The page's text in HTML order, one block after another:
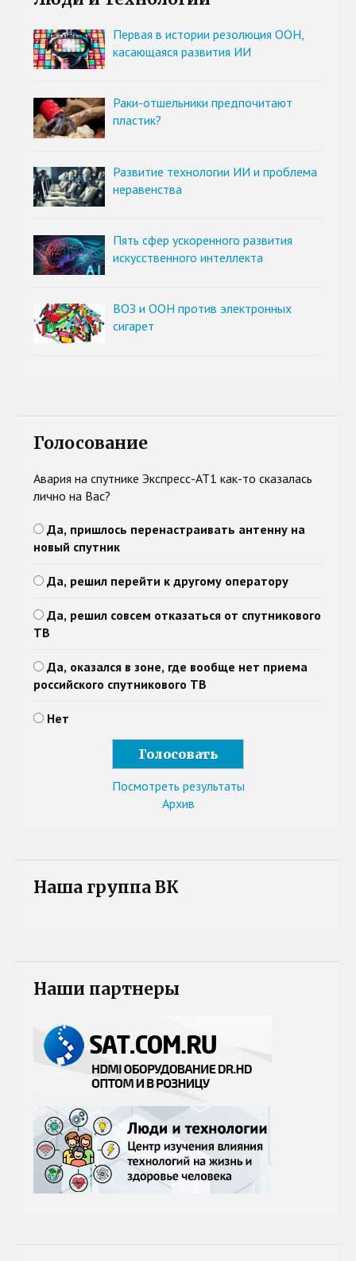
Первая в истории резолюция ООН,
касающаяся развития ИИ
Раки-отшельники предпочитают
пластик?
Развитие технологии ИИ и проблема
неравенства
Пять сфер ускоренного развития
искусственного интеллекта
ВОЗ и ООН против электронных
сигарет
Голосование
Авария на спутнике Экспресс-АТ1 как-то сказалась
лично на Вас?
Да, пришлось перенастраивать антенну на
новый спутник
Да, решил перейти к другому оператору
Да, решил совсем отказаться от спутникового
ТВ
Да, оказался в зоне, где вообще нет приема
российского спутникового ТВ
Нет
Посмотреть результаты
Архив
Наша группа ВК
Наши партнеры